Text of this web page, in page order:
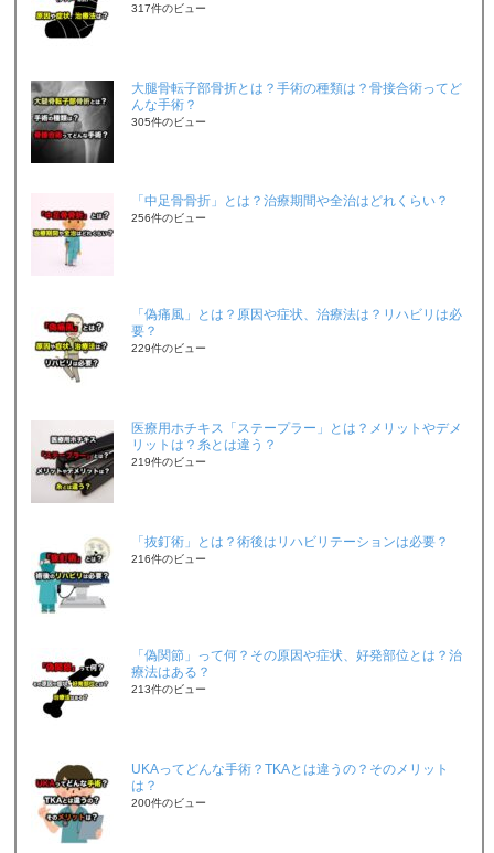
317件のビュー
大腿骨転子部骨折とは？手術の種類は？骨接合術ってど
んな手術？
305件のビュー
「中足骨骨折」とは？治療期間や全治はどれくらい？
256件のビュー
「偽痛風」とは？原因や症状、治療法は？リハビリは必
要？
229件のビュー
医療用ホチキス「ステープラー」とは？メリットやデメ
リットは？糸とは違う？
219件のビュー
「抜釘術」とは？術後はリハビリテーションは必要？
216件のビュー
「偽関節」って何？その原因や症状、好発部位とは？治
療法はある？
213件のビュー
UKAってどんな手術？TKAとは違うの？そのメリット
は？
200件のビュー